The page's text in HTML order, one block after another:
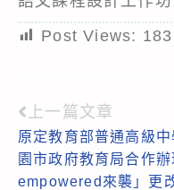
Post Views: 183
Read
more
articles
上一篇文章
原定教育部普通高級
園市政府教育局合作
empowered來襲」更